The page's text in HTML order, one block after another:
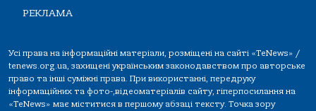
РЕКЛАМА
Усі права на інформаційні матеріали, розміщені на сайті «TeNews» /
tenews.org.ua, захищені українським законодавством про авторське
право та інші суміжні права. При використанні, передруку
інформаційних та фото-,відеоматеріалів сайту, гіперпосилання на
«TeNews» має міститися в першому абзаці тексту. Точка зору